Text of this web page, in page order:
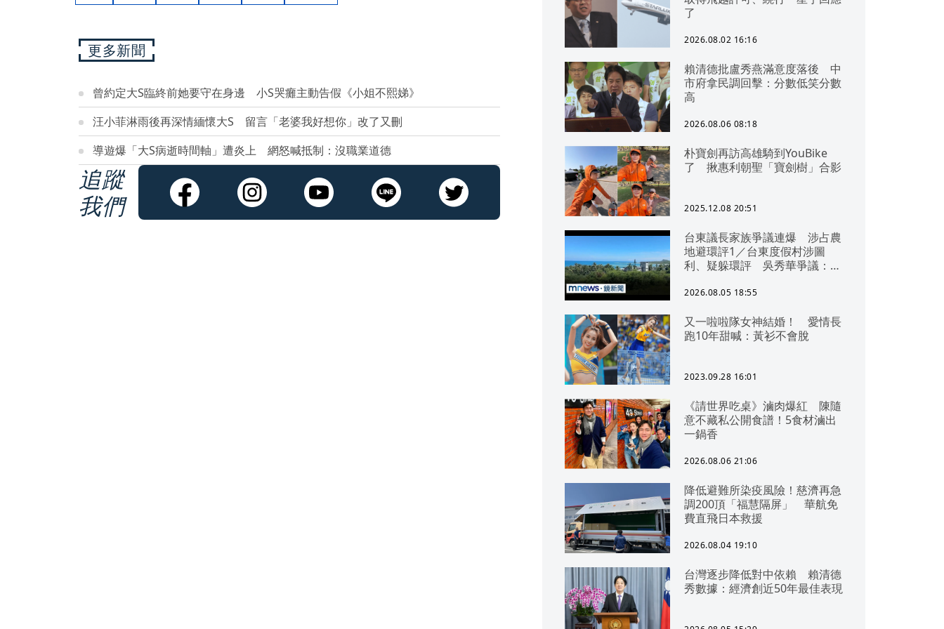
更多新聞
曾約定大S臨終前她要守在身邊 小S哭癱主動告假《小姐不熙娣》
汪小菲淋雨後再深情緬懷大S 留言「老婆我好想你」改了又刪
導遊爆「大S病逝時間軸」遭炎上 網怒喊抵制：沒職業道德
追蹤
我們
了
2026.08.02 16:16
賴清德批盧秀燕滿意度落後 中
市府拿民調回擊：分數低笑分數
高
2026.08.06 08:18
朴寶劍再訪高雄騎到YouBike
了 揪惠利朝聖「寶劍樹」合影
2025.12.08 20:51
台東議長家族爭議連爆 涉占農
地避環評1／台東度假村涉圖
利、疑躲環評 吳秀華爭議：概
2026.08.05 18:55
又一啦啦隊女神結婚！ 愛情長
跑10年甜喊：黃衫不會脫
2023.09.28 16:01
《請世界吃桌》滷肉爆紅 陳隨
意不藏私公開食譜！5食材滷出
一鍋香
2026.08.06 21:06
降低避難所染疫風險！慈濟再急
調200頂「福慧隔屏」 華航免
費直飛日本救援
2026.08.04 19:10
台灣逐步降低對中依賴 賴清德
秀數據：經濟創近50年最佳表現